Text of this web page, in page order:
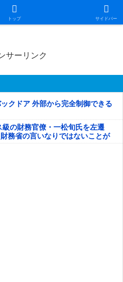
トップ サイドバー
録
サーリンク
クドア 外部から完全制御できる
級の財務官僚・一松旬氏を左遷
務省の言いなりではないことが